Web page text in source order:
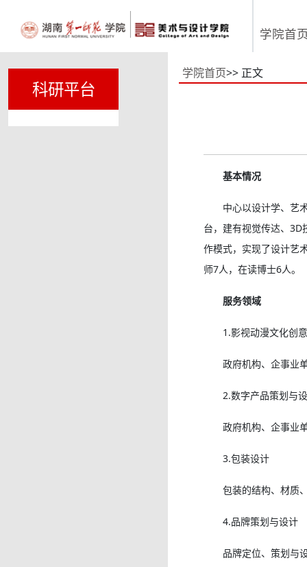
学院首
科研平台
学院首页>> 正文
基本情况
中心以设计学、艺
台，建有视觉传达、3D
作模式，实现了设计艺
师7人，在读博士6人。
服务领域
1.影视动漫文化创
政府机构、企事业
2.数字产品策划与
政府机构、企事业
3.包装设计
包装的结构、材质
4.品牌策划与设计
品牌定位、策划与